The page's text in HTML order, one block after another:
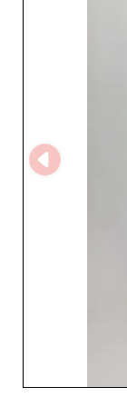
yoğun bayilerin
Bu modern
ürün
yeni siparişleri daha
etmek; kaliteli
güven ile
seçmek
bebekler için
genişletmek
kitlenizin
modasında en
toptancı ile